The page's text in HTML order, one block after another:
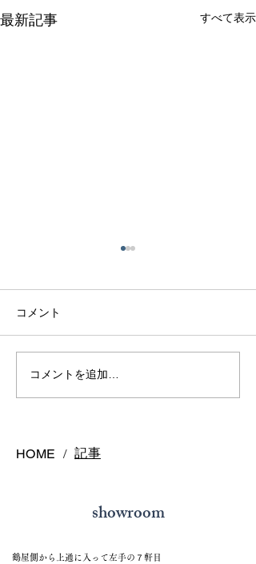
最新記事 すべて表示
熊本で結婚指輪を選ぶ予
算はどれくらい？相場と
コメント
コメントを追加…
HOME / 記事
showroom
鶴屋側から上通に入って左手の７軒目